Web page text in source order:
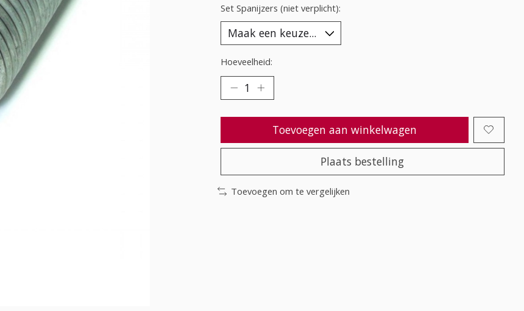
Set Spanijzers (niet verplicht):
Hoeveelheid:
Toevoegen aan winkelwagen
Plaats bestelling
Toevoegen om te vergelijken